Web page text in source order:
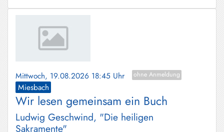
Mittwoch, 19.08.2026 18:45 Uhr ohne Anmeldung
Miesbach
Wir lesen gemeinsam ein Buch
Ludwig Geschwind, "Die heiligen
Sakramente"